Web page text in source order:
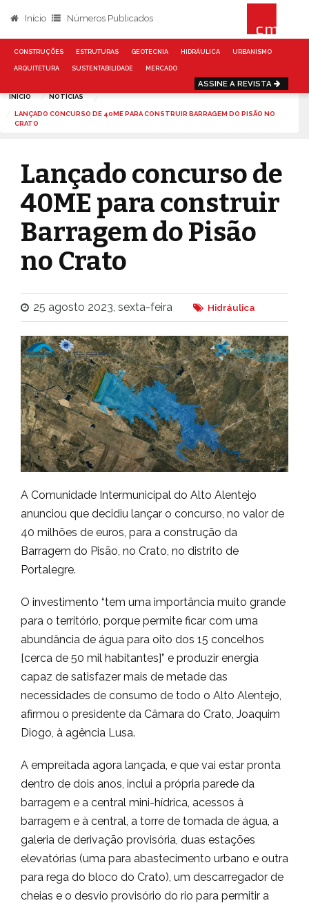
Início Números Publicados
CONSTRUÇÕES ESTRUTURAS GEOTECNIA HIDRÁULICA URBANISMO
ARQUITETURA SUSTENTABILIDADE MERCADO
ASSINE A REVISTA
INÍCIO NOTÍCIAS
LANÇADO CONCURSO DE 40ME PARA CONSTRUIR BARRAGEM DO PISÃO NO
CRATO
Lançado concurso de
40ME para construir
Barragem do Pisão
no Crato
25 agosto 2023, sexta-feira Hidráulica
A Comunidade Intermunicipal do Alto Alentejo
anunciou que decidiu lançar o concurso, no valor de
40 milhões de euros, para a construção da
Barragem do Pisão, no Crato, no distrito de
Portalegre.
O investimento “tem uma importância muito grande
para o território, porque permite ficar com uma
abundância de água para oito dos 15 concelhos
[cerca de 50 mil habitantes]” e produzir energia
capaz de satisfazer mais de metade das
necessidades de consumo de todo o Alto Alentejo,
afirmou o presidente da Câmara do Crato, Joaquim
Diogo, à agência Lusa.
A empreitada agora lançada, e que vai estar pronta
dentro de dois anos, inclui a própria parede da
barragem e a central mini-hídrica, acessos à
barragem e à central, a torre de tomada de água, a
galeria de derivação provisória, duas estações
elevatórias (uma para abastecimento urbano e outra
para rega do bloco do Crato), um descarregador de
cheias e o desvio provisório do rio para permitir a